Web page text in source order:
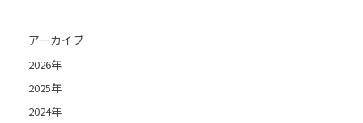
アーカイブ
2026年
2025年
2024年